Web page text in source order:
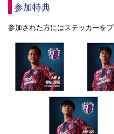
参加特典
参加された方にはステッカーをプ